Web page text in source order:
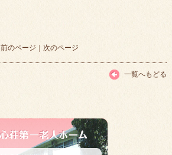
前のページ ｜ 次のページ
一覧へもどる